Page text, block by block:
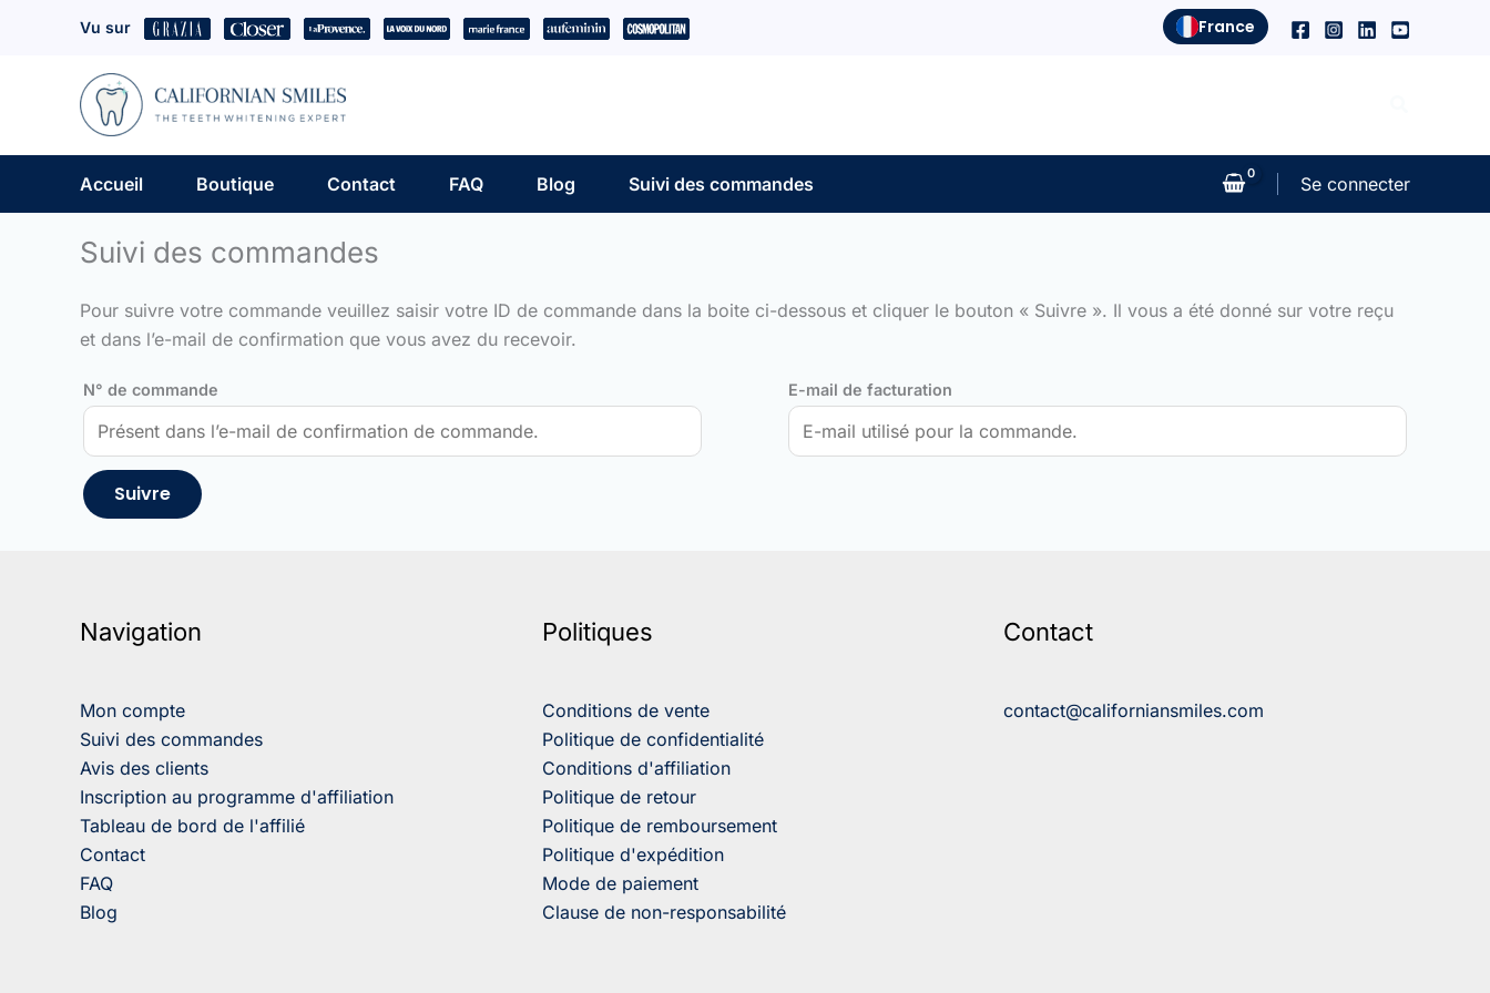
Vu sur France
Accueil Boutique Contact FAQ Blog Suivi des commandes Se connecter
Suivi des commandes
Pour suivre votre commande veuillez saisir votre ID de commande dans la boite ci-dessous et cliquer le bouton « Suivre ». Il vous a été donné sur votre reçu
et dans l’e-mail de confirmation que vous avez du recevoir.
N° de commande E-mail de facturation
Suivre
Navigation
Mon compte
Suivi des commandes
Avis des clients
Inscription au programme d'affiliation
Tableau de bord de l'affilié
Contact
FAQ
Blog
Politiques
Conditions de vente
Politique de confidentialité
Conditions d'affiliation
Politique de retour
Politique de remboursement
Politique d'expédition
Mode de paiement
Clause de non-responsabilité
Contact
contact@californiansmiles.com